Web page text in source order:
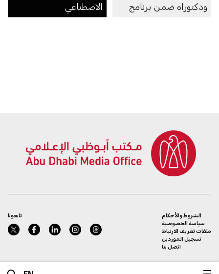
ودكتوراه ضمن برنامج
الاصطناعي
تابعونا
الشروط والأحكام
سياسة الخصوصية
ملفات تعريف الارتباط
تسجيل الموردين
اتصل بنا